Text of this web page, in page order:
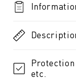
etc.